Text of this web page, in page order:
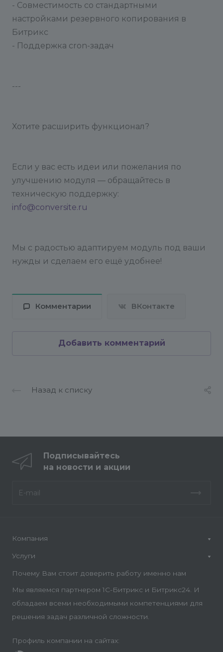
- Совместимость со стандартными
настройками резервного копирования в
Битрикс
- Поддержка cron-задач
---
Хотите расширить функционал?
Если у вас есть идеи или пожелания по
улучшению модуля — обращайтесь в
техническую поддержку:
info@conversite.ru
Мы с радостью адаптируем модуль под ваши
нужды и сделаем его ещё удобнее!
Комментарии ВКонтакте
Добавить комментарий
Назад к списку
Подписывайтесь
на новости и акции
Компания
Услуги
Почему Вам стоит доверить работу именно нам
Мы являемся партнером 1С-Битрикс и Битрикс24. И
обладаем всеми необходимыми компетенциями для
решения задач различной сложности.
Профиль компании на сайтах: